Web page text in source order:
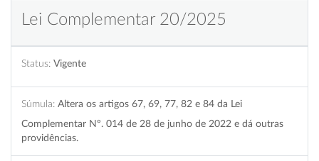
Lei Complementar 20/2025
Status: Vigente
Súmula: Altera os artigos 67, 69, 77, 82 e 84 da Lei
Complementar Nº. 014 de 28 de junho de 2022 e dá outras
providências.